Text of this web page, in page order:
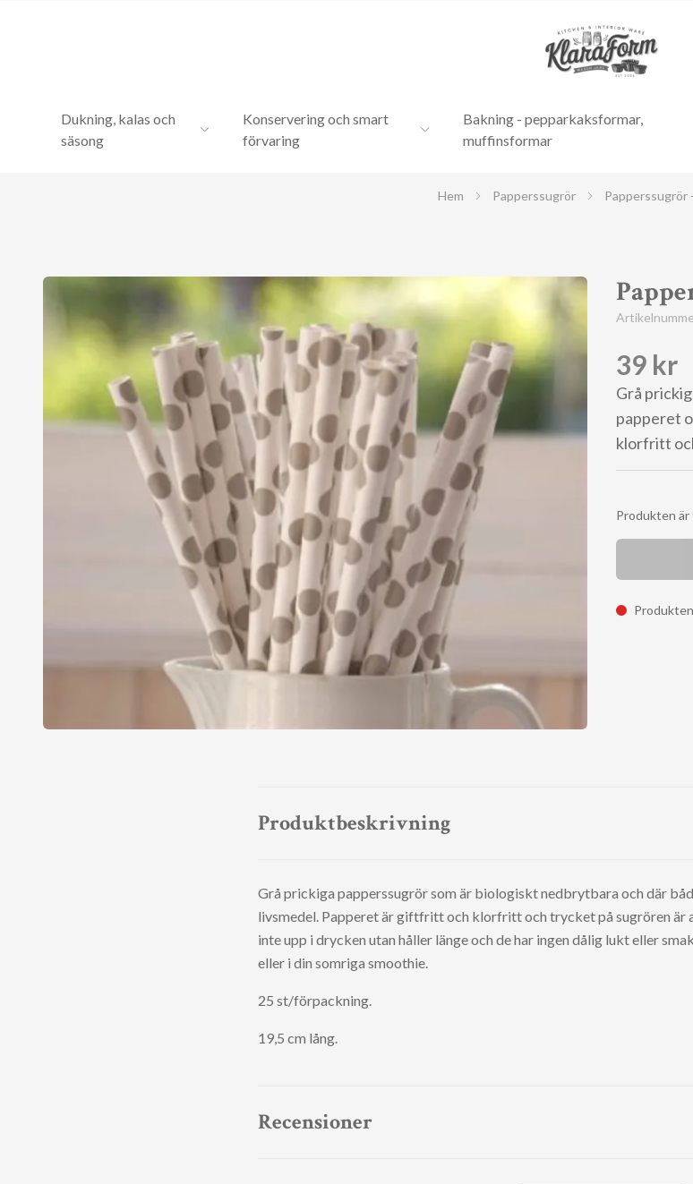
Dukning, kalas och
säsong
Konservering och smart
förvaring
Bakning - pepparkaksformar,
muffinsformar
Hem Papperssugrör Papperssugrör
39 kr
Grå
papperet
klorfritt
Produkten är
Produktbeskrivning
Grå prickiga papperssugrör som är biologiskt nedbrytbara och där
livsmedel. Papperet är giftfritt och klorfritt och trycket på sugrören är
inte upp i drycken utan håller länge och de har ingen dålig lukt eller
eller i din somriga smoothie.
25 st/förpackning.
19,5 cm lång.
Recensioner